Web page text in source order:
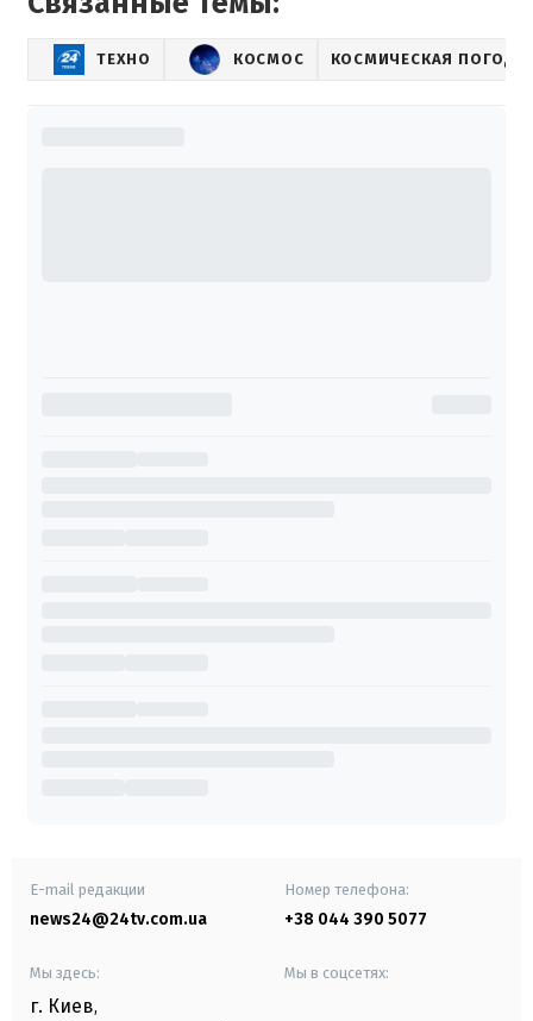
ТЕХНО КОСМОС КОСМИЧЕСКАЯ ПОГОДА
E-mail редакции
news24@24tv.com.ua
Номер телефона:
+38 044 390 5077
Мы здесь:
г. Киев,
Мы в соцсетях: